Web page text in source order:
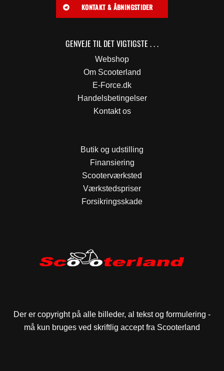
KONTAKT & ÅBNINGSTIDER
GENVEJE TIL DET VIGTIGSTE . . .
Webshop
Om Scooterland
E-Force.dk
Handelsbetingelser
Kontakt os
Butik og udstilling
Finansiering
Scooterværksted
Værkstedspriser
Forsikringsskade
Der er copyright på alle billeder, al tekst og formulering -
må kun bruges ved skriftlig accept fra Scooterland